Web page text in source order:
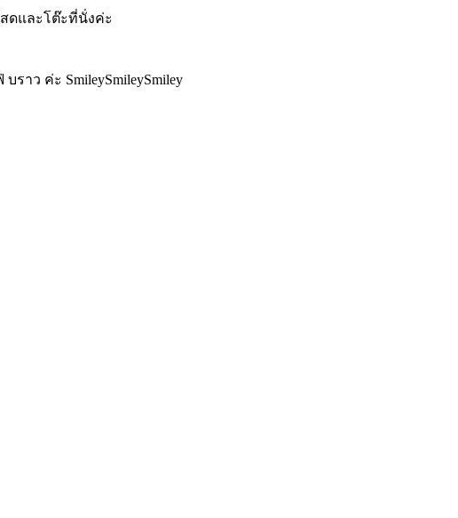
ดและโต๊ะที่นั่งค่ะ
าว ค่ะ SmileySmileySmiley